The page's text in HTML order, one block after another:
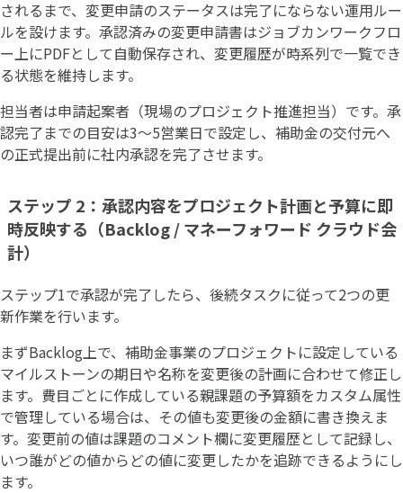
されるまで、変更申請のステータスは完了にならない運用ルー
ルを設けます。承認済みの変更申請書はジョブカンワークフロ
ー上にPDFとして自動保存され、変更履歴が時系列で一覧でき
る状態を維持します。
担当者は申請起案者（現場のプロジェクト推進担当）です。承
認完了までの目安は3〜5営業日で設定し、補助金の交付元へ
の正式提出前に社内承認を完了させます。
ステップ 2：承認内容をプロジェクト計画と予算に即
時反映する（Backlog / マネーフォワード クラウド会
計）
ステップ1で承認が完了したら、後続タスクに従って2つの更
新作業を行います。
まずBacklog上で、補助金事業のプロジェクトに設定している
マイルストーンの期日や名称を変更後の計画に合わせて修正し
ます。費目ごとに作成している親課題の予算額をカスタム属性
で管理している場合は、その値も変更後の金額に書き換えま
す。変更前の値は課題のコメント欄に変更履歴として記録し、
いつ誰がどの値からどの値に変更したかを追跡できるようにし
ます。